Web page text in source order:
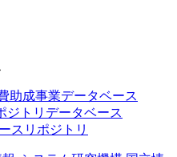
助成事業データベース
ジトリデータベース
スリポジトリ